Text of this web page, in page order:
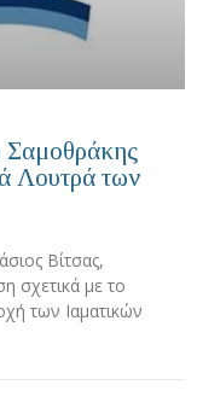
Λουτρά των
Βίτσας,
σχετικά με το
των Ιαματικών